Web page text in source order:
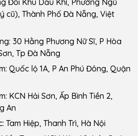
Đôi Khu Dầu Khí, Phường Ngũ
cũ), Thành Phố Đà Nẵng, Việt
30 Hằng Phương Nữ Sĩ, P Hòa
Tp Đà Nẵng
Quốc lộ 1A, P An Phú Đông, Quận
KCN Hải Sơn, Ấp Bình Tiền 2,
An
Tam Hiệp, Thanh Trì, Hà Nội